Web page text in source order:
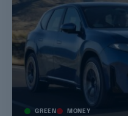
GREEN MONEY